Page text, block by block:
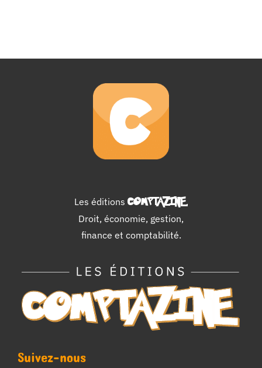
Les éditions COMPTAZINE.
Droit, économie, gestion,
finance et comptabilité.
Suivez-nous